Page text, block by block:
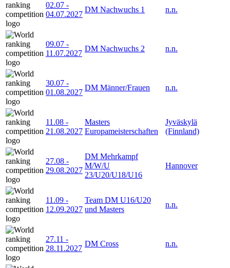
02.07 -
04.07.2027
DM Nachwuchs 1 n.n.
09.07 -
11.07.2027
DM Nachwuchs 2 n.n.
30.07 -
01.08.2027
DM Männer/Frauen n.n.
11.08 -
21.08.2027
Masters
Europameisterschaften
Jyväskylä
(Finnland)
27.08 -
29.08.2027
DM Mehrkampf
M/W/U
23/U20/U18/U16
Hannover
11.09 -
12.09.2027
Team DM U16/U20
und Masters
n.n.
27.11 -
28.11.2027
DM Cross n.n.